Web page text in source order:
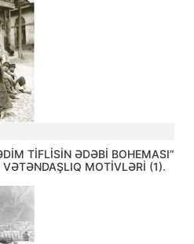
TİFLİSİN ƏDƏBİ BOHEMASI”
MOTİVLƏRİ (1).